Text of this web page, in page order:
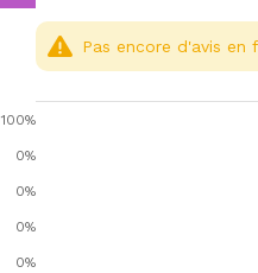
100%
0%
0%
0%
0%
Pas encore d'avis en